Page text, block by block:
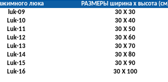
люка РАЗМЕРЫ ширина х высота
luk-09
30 Х 30
Luk-10
30 Х 40
Luk-11
30 Х 50
Luk-12
30 Х 60
Luk-13
30 Х 70
Luk-14
30 Х 80
Luk-15
30 Х 90
Luk-16
30 Х 100